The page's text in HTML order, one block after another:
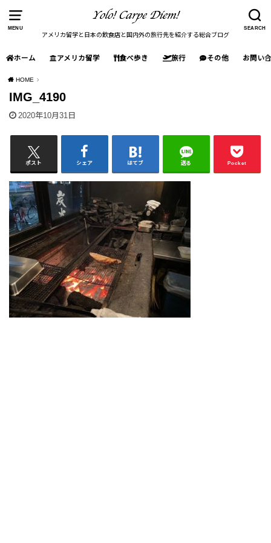
MENU SEARCH
アメリカ留学と日本の飲食店と国内外の旅行先を紹介する総合ブログ
ホーム アメリカ留学 食べ歩き 旅行 その他 お問い
HOME
IMG_4190
2020年10月31日
ポスト シェア はてブ 送る Pocket